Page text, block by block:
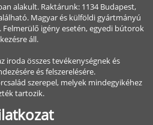
alakult. Raktárunk: 1134 Budapest,
Magyar és külföldi gyártmányú
igény esetén, egyedi bútorok
áll.
iroda összes tevékenységnek és
és felszerelésére.
szerepel, melyek mindegyikéhez
tartozik.